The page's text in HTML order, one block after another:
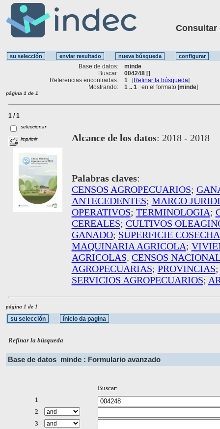
Consultar
Base de datos:
minde
Buscar:
004248 []
Referencias encontradas:
1 [Refinar la búsqueda]
Mostrando:
1 .. 1 en el formato [minde]
página 1 de 1
1 / 1
seleccionar
imprimir Alcance de los datos: 2018 - 2018
Palabras claves:
CENSOS AGROPECUARIOS;
ANTECEDENTES; MARCO
OPERATIVOS; TERMINOLOGIA;
CEREALES; CULTIVOS
GANADO; SUPERFICIE
MAQUINARIA AGRICOLA;
AGRICOLAS. CENSOS
AGROPECUARIAS; PROVINCIAS
SERVICIOS AGROPECUARIOS;
página 1 de 1
Refinar la búsqueda
Base de datos minde : Formulario avanzado
Buscar:
1
2
3